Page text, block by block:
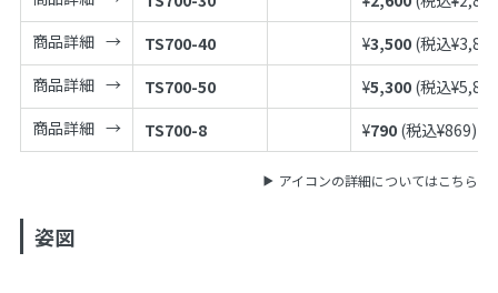
商品詳細
TS700-40 ¥3,500 (税込¥3,850
商品詳細
TS700-50 ¥5,300 (税込¥5,830
商品詳細
TS700-8 ¥790 (税込¥869)
アイコンの詳細についてはこちら
姿図